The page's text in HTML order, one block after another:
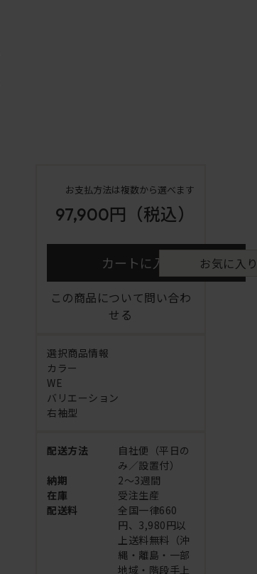
お支払方法は複数から選べます
97,900円 （税込）
カートに入れる お気に入
この商品について問い合わ
せる
選択商品情報
カラー
WE
バリエーション
右袖型
配送方法
自社便（平日の
み／設置付）
納期
2～3週間
在庫
受注生産
配送料
全国一律660
円、3,980円以
上送料無料（沖
縄・離島・一部
地域・階段手上